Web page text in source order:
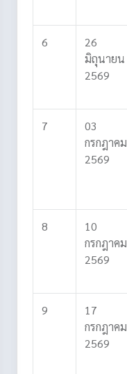
6
26
มิถุนายน
2569
7
03
กรกฎาคม
2569
8
10
กรกฎาคม
2569
9
17
กรกฎาคม
2569